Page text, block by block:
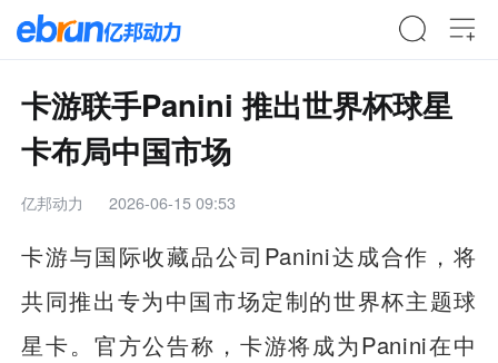
卡游联手Panini 推出世界杯球星
卡布局中国市场
亿邦动力 2026-06-15 09:53
卡游与国际收藏品公司Panini达成合作，将
共同推出专为中国市场定制的世界杯主题球
星卡。官方公告称，卡游将成为Panini在中